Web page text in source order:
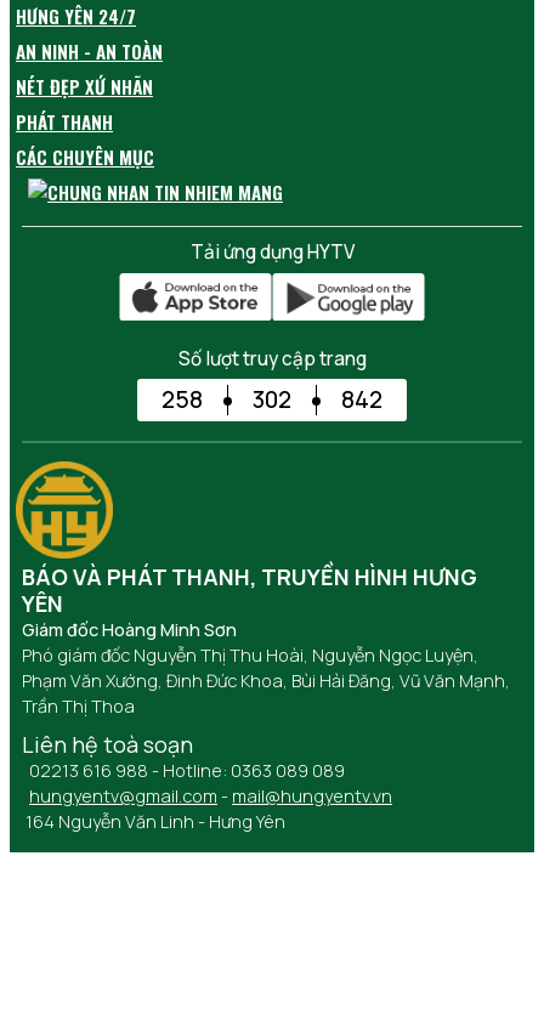
HƯNG YÊN 24/7
AN NINH - AN TOÀN
NÉT ĐẸP XỨ NHÃN
PHÁT THANH
CÁC CHUYÊN MỤC
Tải ứng dụng HYTV
Số lượt truy cập trang
258 302 842
BÁO VÀ PHÁT THANH, TRUYỀN HÌNH HƯNG
YÊN
Giám đốc Hoàng Minh Sơn
Phó giám đốc Nguyễn Thị Thu Hoài, Nguyễn Ngọc Luyện,
Phạm Văn Xướng, Đinh Đức Khoa, Bùi Hải Đăng, Vũ Văn Mạnh,
Trần Thị Thoa
Liên hệ toà soạn
02213 616 988 - Hotline: 0363 089 089
hungyentv@gmail.com - mail@hungyentv.vn
164 Nguyễn Văn Linh - Hưng Yên